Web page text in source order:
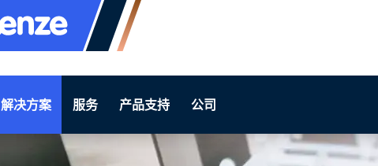
解决方案 服务 产品支持 公司